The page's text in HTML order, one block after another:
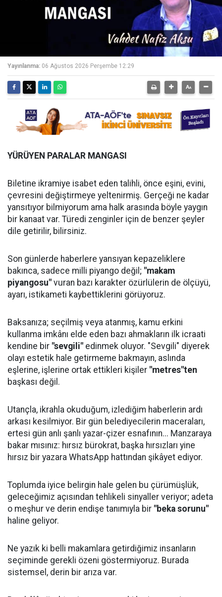
Yayınlanma: 06 Ağustos 2026 Perşembe 12:29
YÜRÜYEN PARALAR MANGASI
Biletine ikramiye isabet eden talihli, önce eşini, evini,
çevresini değiştirmeye yeltenirmiş. Gerçeği ne kadar
yansıtıyor bilmiyorum ama halk arasında böyle yaygın
bir kanaat var. Türedi zenginler için de benzer şeyler
dile getirilir, bilirsiniz.
Son günlerde haberlere yansıyan kepazeliklere
bakınca, sadece milli piyango değil; "makam
piyangosu" vuran bazı karakter özürlülerin de ölçüyü,
ayarı, istikameti kaybettiklerini görüyoruz.
Baksanıza; seçilmiş veya atanmış, kamu erkini
kullanma imkânı elde eden bazı ahmakların ilk icraati
kendine bir "sevgili" edinmek oluyor. "Sevgili" diyerek
olayı estetik hale getirmeme bakmayın, aslında
eşlerine, işlerine ortak ettikleri kişiler "metres"ten
başkası değil.
Utançla, ikrahla okuduğum, izlediğim haberlerin ardı
arkası kesilmiyor. Bir gün belediyecilerin maceraları,
ertesi gün anlı şanlı yazar-çizer esnafının... Manzaraya
bakar mısınız: hırsız bürokrat, başka hırsızları yine
hırsız bir yazara WhatsApp hattından şikâyet ediyor.
Toplumda iyice belirgin hale gelen bu çürümüşlük,
geleceğimiz açısından tehlikeli sinyaller veriyor; adeta
o meşhur ve derin endişe tanımıyla bir "beka sorunu"
haline geliyor.
Ne yazık ki belli makamlara getirdiğimiz insanların
seçiminde gerekli özeni göstermiyoruz. Burada
sistemsel, derin bir arıza var.